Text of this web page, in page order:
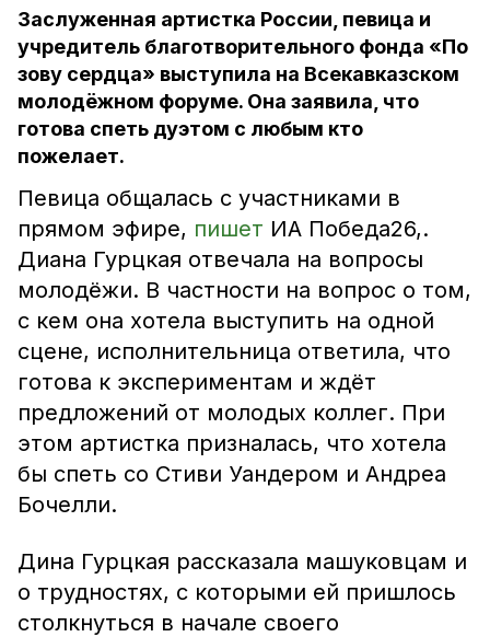
Заслуженная артистка России, певица и
учредитель благотворительного фонда «По
зову сердца» выступила на Всекавказском
молодёжном форуме. Она заявила, что
готова спеть дуэтом с любым кто
пожелает.
Певица общалась с участниками в
прямом эфире, пишет ИА Победа26,.
Диана Гурцкая отвечала на вопросы
молодёжи. В частности на вопрос о том,
с кем она хотела выступить на одной
сцене, исполнительница ответила, что
готова к экспериментам и ждёт
предложений от молодых коллег. При
этом артистка призналась, что хотела
бы спеть со Стиви Уандером и Андреа
Бочелли.
Дина Гурцкая рассказала машуковцам и
о трудностях, с которыми ей пришлось
столкнуться в начале своего